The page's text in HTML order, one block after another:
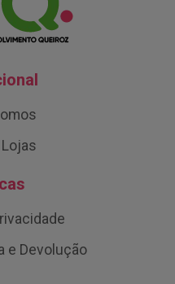
e Devolução